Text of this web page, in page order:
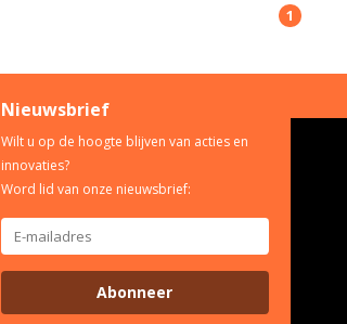
1
Nieuwsbrief
Wilt u op de hoogte blijven van acties en
innovaties?
Word lid van onze nieuwsbrief:
Abonneer